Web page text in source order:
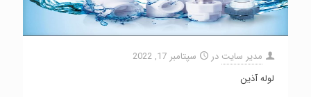
مدیر سایت در
سپتامبر 17, 2022
لوله آذین